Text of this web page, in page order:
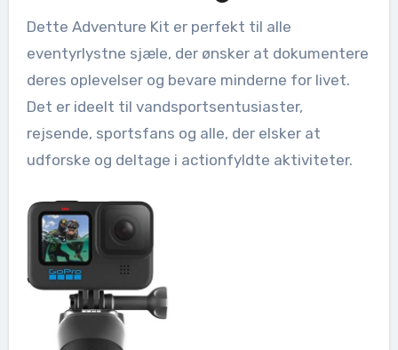
Dette Adventure Kit er perfekt til alle
eventyrlystne sjæle, der ønsker at dokumentere
deres oplevelser og bevare minderne for livet.
Det er ideelt til vandsportsentusiaster,
rejsende, sportsfans og alle, der elsker at
udforske og deltage i actionfyldte aktiviteter.